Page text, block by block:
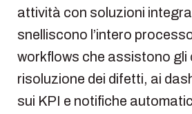
attività con soluzioni
snelliscono l’intero
workflows che assistono gli
risoluzione dei difetti, ai
sui KPI e notifiche